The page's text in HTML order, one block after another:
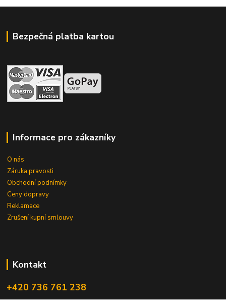
Bezpečná platba kartou
Informace pro zákazníky
O nás
Záruka pravosti
Obchodní podnímky
Ceny dopravy
Reklamace
Zrušení kupní smlouvy
Kontakt
+420 736 761 238